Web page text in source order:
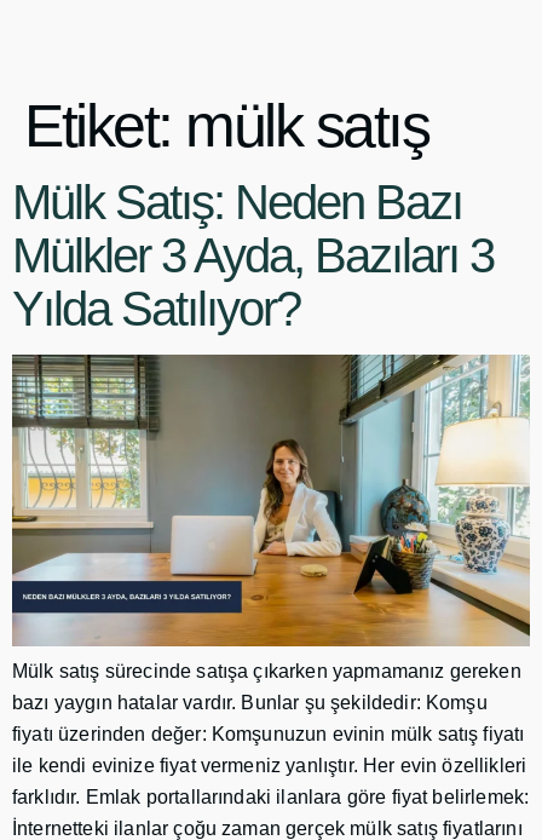
Etiket: mülk satış
Mülk Satış: Neden Bazı
Mülkler 3 Ayda, Bazıları 3
Yılda Satılıyor?
Mülk satış sürecinde satışa çıkarken yapmamanız gereken
bazı yaygın hatalar vardır. Bunlar şu şekildedir: Komşu
fiyatı üzerinden değer: Komşunuzun evinin mülk satış fiyatı
ile kendi evinize fiyat vermeniz yanlıştır. Her evin özellikleri
farklıdır. Emlak portallarındaki ilanlara göre fiyat belirlemek:
İnternetteki ilanlar çoğu zaman gerçek mülk satış fiyatlarını